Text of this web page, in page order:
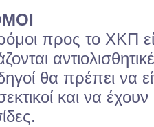
προς το ΧΚΠ
θα πρέπει να
και να έχουν